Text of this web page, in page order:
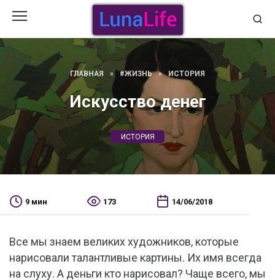
содержанию
ГЛАВНАЯ » #ЖИЗНЬ » ИСТОРИЯ
Искусcтво денег
ИСТОРИЯ
9 мин 173 14/06/2018
Все мы знаем великих художников, которые
нарисовали талантливые картины. Их имя всегда
на слуху. А деньги кто нарисовал? Чаще всего, мы